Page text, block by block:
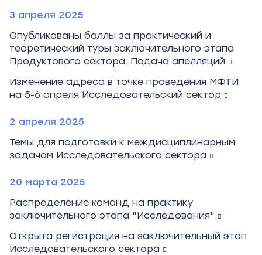
3 апреля 2025
Опубликованы баллы за практический и
теоретический туры заключительного этапа
Продуктового сектора. Подача апелляций
Изменение адреса в точке проведения МФТИ
на 5-6 апреля Исследовательский сектор
2 апреля 2025
Темы для подготовки к междисциплинарным
задачам Исследовательского сектора
20 марта 2025
Распределение команд на практику
заключительного этапа "Исследования"
Открыта регистрация на заключительный этап
Исследовательского сектора